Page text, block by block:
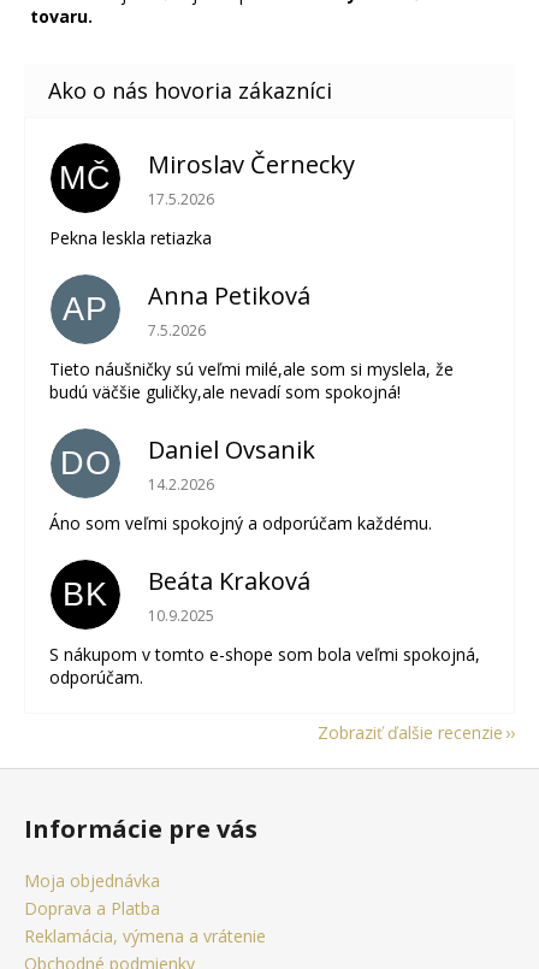
tovaru.
MČ Miroslav Černecky
Hodnotenie obchodu je 5 z 5 hviezdičiek.
17.5.2026
Pekna leskla retiazka
AP Anna Petiková
Hodnotenie obchodu je 5 z 5 hviezdičiek.
7.5.2026
Tieto náušničky sú veľmi milé,ale som si myslela, že
budú väčšie guličky,ale nevadí som spokojná!
DO Daniel Ovsanik
Hodnotenie obchodu je 5 z 5 hviezdičiek.
14.2.2026
Áno som veľmi spokojný a odporúčam každému.
BK Beáta Kraková
Hodnotenie obchodu je 5 z 5 hviezdičiek.
10.9.2025
S nákupom v tomto e-shope som bola veľmi spokojná,
odporúčam.
Zobraziť ďalšie recenzie
Informácie pre vás
Moja objednávka
Doprava a Platba
Reklamácia, výmena a vrátenie
Obchodné podmienky